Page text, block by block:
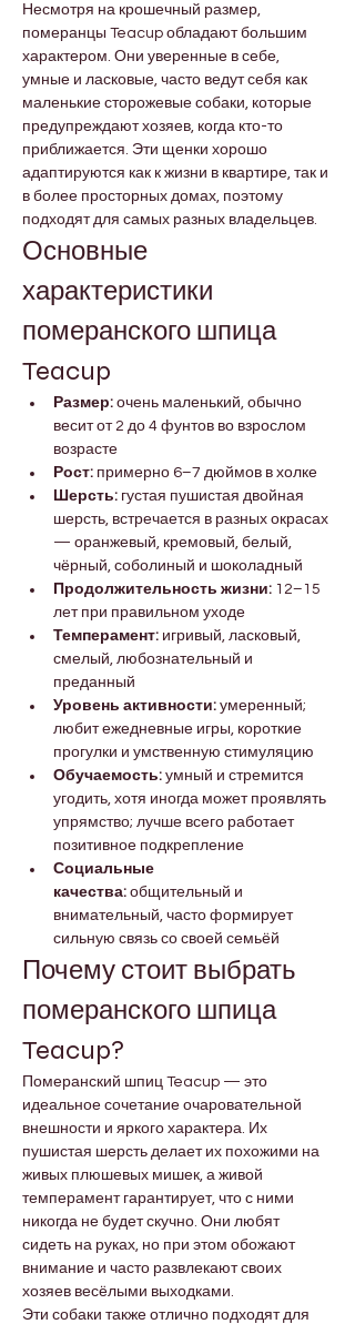
Несмотря на крошечный размер,
померанцы Teacup обладают большим
характером. Они уверенные в себе,
умные и ласковые, часто ведут себя как
маленькие сторожевые собаки, которые
предупреждают хозяев, когда кто-то
приближается. Эти щенки хорошо
адаптируются как к жизни в квартире, так и
в более просторных домах, поэтому
подходят для самых разных владельцев.
Основные
характеристики
померанского шпица
Teacup
Размер: очень маленький, обычно
весит от 2 до 4 фунтов во взрослом
возрасте
Рост: примерно 6–7 дюймов в холке
Шерсть: густая пушистая двойная
шерсть, встречается в разных окрасах
— оранжевый, кремовый, белый,
чёрный, соболиный и шоколадный
Продолжительность жизни: 12–15
лет при правильном уходе
Темперамент: игривый, ласковый,
смелый, любознательный и
преданный
Уровень активности: умеренный;
любит ежедневные игры, короткие
прогулки и умственную стимуляцию
Обучаемость: умный и стремится
угодить, хотя иногда может проявлять
упрямство; лучше всего работает
позитивное подкрепление
Социальные
качества: общительный и
внимательный, часто формирует
сильную связь со своей семьёй
Почему стоит выбрать
померанского шпица
Teacup?
Померанский шпиц Teacup — это
идеальное сочетание очаровательной
внешности и яркого характера. Их
пушистая шерсть делает их похожими на
живых плюшевых мишек, а живой
темперамент гарантирует, что с ними
никогда не будет скучно. Они любят
сидеть на руках, но при этом обожают
внимание и часто развлекают своих
хозяев весёлыми выходками.
Эти собаки также отлично подходят для